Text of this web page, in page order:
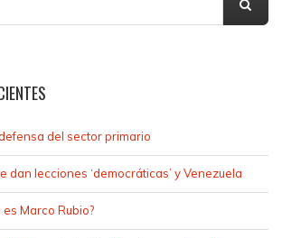
del sector primario
dan lecciones ‘democráticas’ y Venezuela
es Marco Rubio?